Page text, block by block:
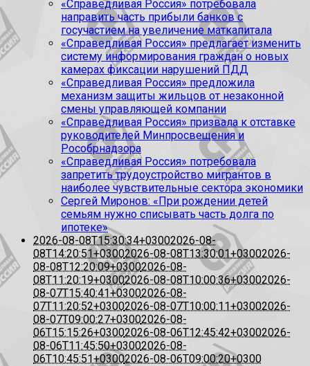
«Справедливая Россия» потребовала
направить часть прибыли банков с
госучастием на увеличение маткапитала
«Справедливая Россия» предлагает изменить
систему информирования граждан о новых
камерах фиксации нарушений ПДД
«Справедливая Россия» предложила
механизм защиты жильцов от незаконной
смены управляющей компании
«Справедливая Россия» призвала к отставке
руководителей Минпросвещения и
Рособрнадзора
«Справедливая Россия» потребовала
запретить трудоустройство мигрантов в
наиболее чувствительные сектора экономики
Сергей Миронов: «При рождении детей
семьям нужно списывать часть долга по
ипотеке»
2026-08-08T15:30:34+03002026-08-
08T14:20:51+03002026-08-08T13:30:01+03002026-
08-08T12:20:09+03002026-08-
08T11:20:19+03002026-08-08T10:00:36+03002026-
08-07T15:40:41+03002026-08-
07T11:20:52+03002026-08-07T10:00:11+03002026-
08-07T09:00:27+03002026-08-
06T15:15:26+03002026-08-06T12:45:42+03002026-
08-06T11:45:50+03002026-08-
06T10:45:51+03002026-08-06T09:00:20+0300